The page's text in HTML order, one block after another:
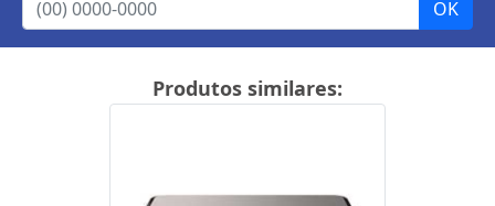
Produtos similares: